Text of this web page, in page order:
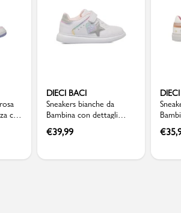
con
DIECI BACI
Sneakers bianche da
Bambina con dettagli
glitter Dieci Baci
€39,99
Dieci
€